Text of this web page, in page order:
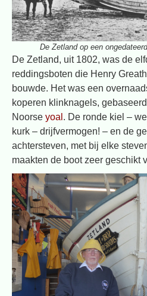
De Zetland op een
De Zetland, uit 1802, was de
reddingsboten die Henry
bouwde. Het was een
koperen klinknagels,
Noorse yoal . De ronde kiel –
kurk – drijfvermogen! – en de
achtersteven, met bij elke
maakten de boot zeer geschikt